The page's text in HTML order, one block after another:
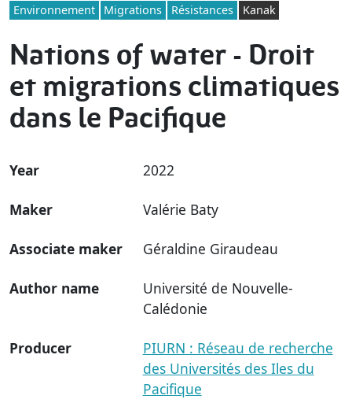
Environnement Migrations Résistances Kanak
Nations of water - Droit
et migrations climatiques
dans le Pacifique
Year 2022
Maker Valérie Baty
Associate maker Géraldine Giraudeau
Author name
Université de Nouvelle-
Calédonie
Producer
PIURN : Réseau de recherche
des Universités des Iles du
Pacifique